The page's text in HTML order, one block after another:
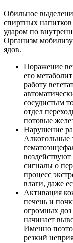
Обильное
спиртных
ударом по
Организм
ядов.
Поражение
его
работу
сосудистым
отдел
потовые
Нарушение
Алкогольные
сигналы о
процесс
влаги, даже
Активация
печень и
огромных доз
начинает
Именно
резкий